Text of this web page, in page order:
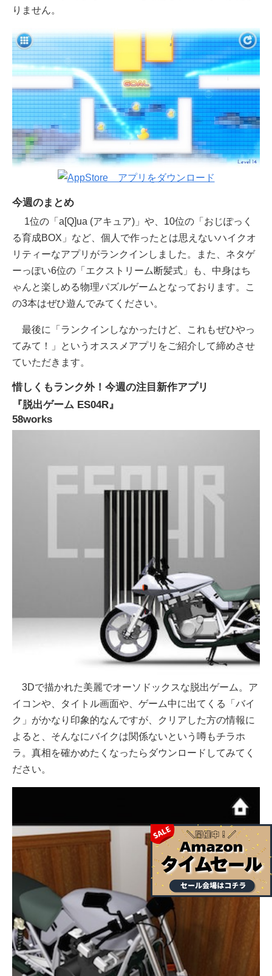
りません。
今週のまとめ
1位の「a[Q]ua (アキュア)」や、10位の「おじぽっく
る育成BOX」など、個人で作ったとは思えないハイクオ
リティーなアプリがランクインしました。また、ネタゲ
ーっぽい6位の「エクストリーム断髪式」も、中身はち
ゃんと楽しめる物理パズルゲームとなっております。こ
の3本はぜひ遊んでみてください。
最後に「ランクインしなかったけど、これもぜひやっ
てみて！」というオススメアプリをご紹介して締めさせ
ていただきます。
惜しくもランク外！今週の注目新作アプリ
『脱出ゲーム ES04R』
58works
3Dで描かれた美麗でオーソドックスな脱出ゲーム。ア
イコンや、タイトル画面や、ゲーム中に出てくる「バイ
ク」がかなり印象的なんですが、クリアした方の情報に
よると、そんなにバイクは関係ないという噂もチラホ
ラ。真相を確かめたくなったらダウンロードしてみてく
ださい。